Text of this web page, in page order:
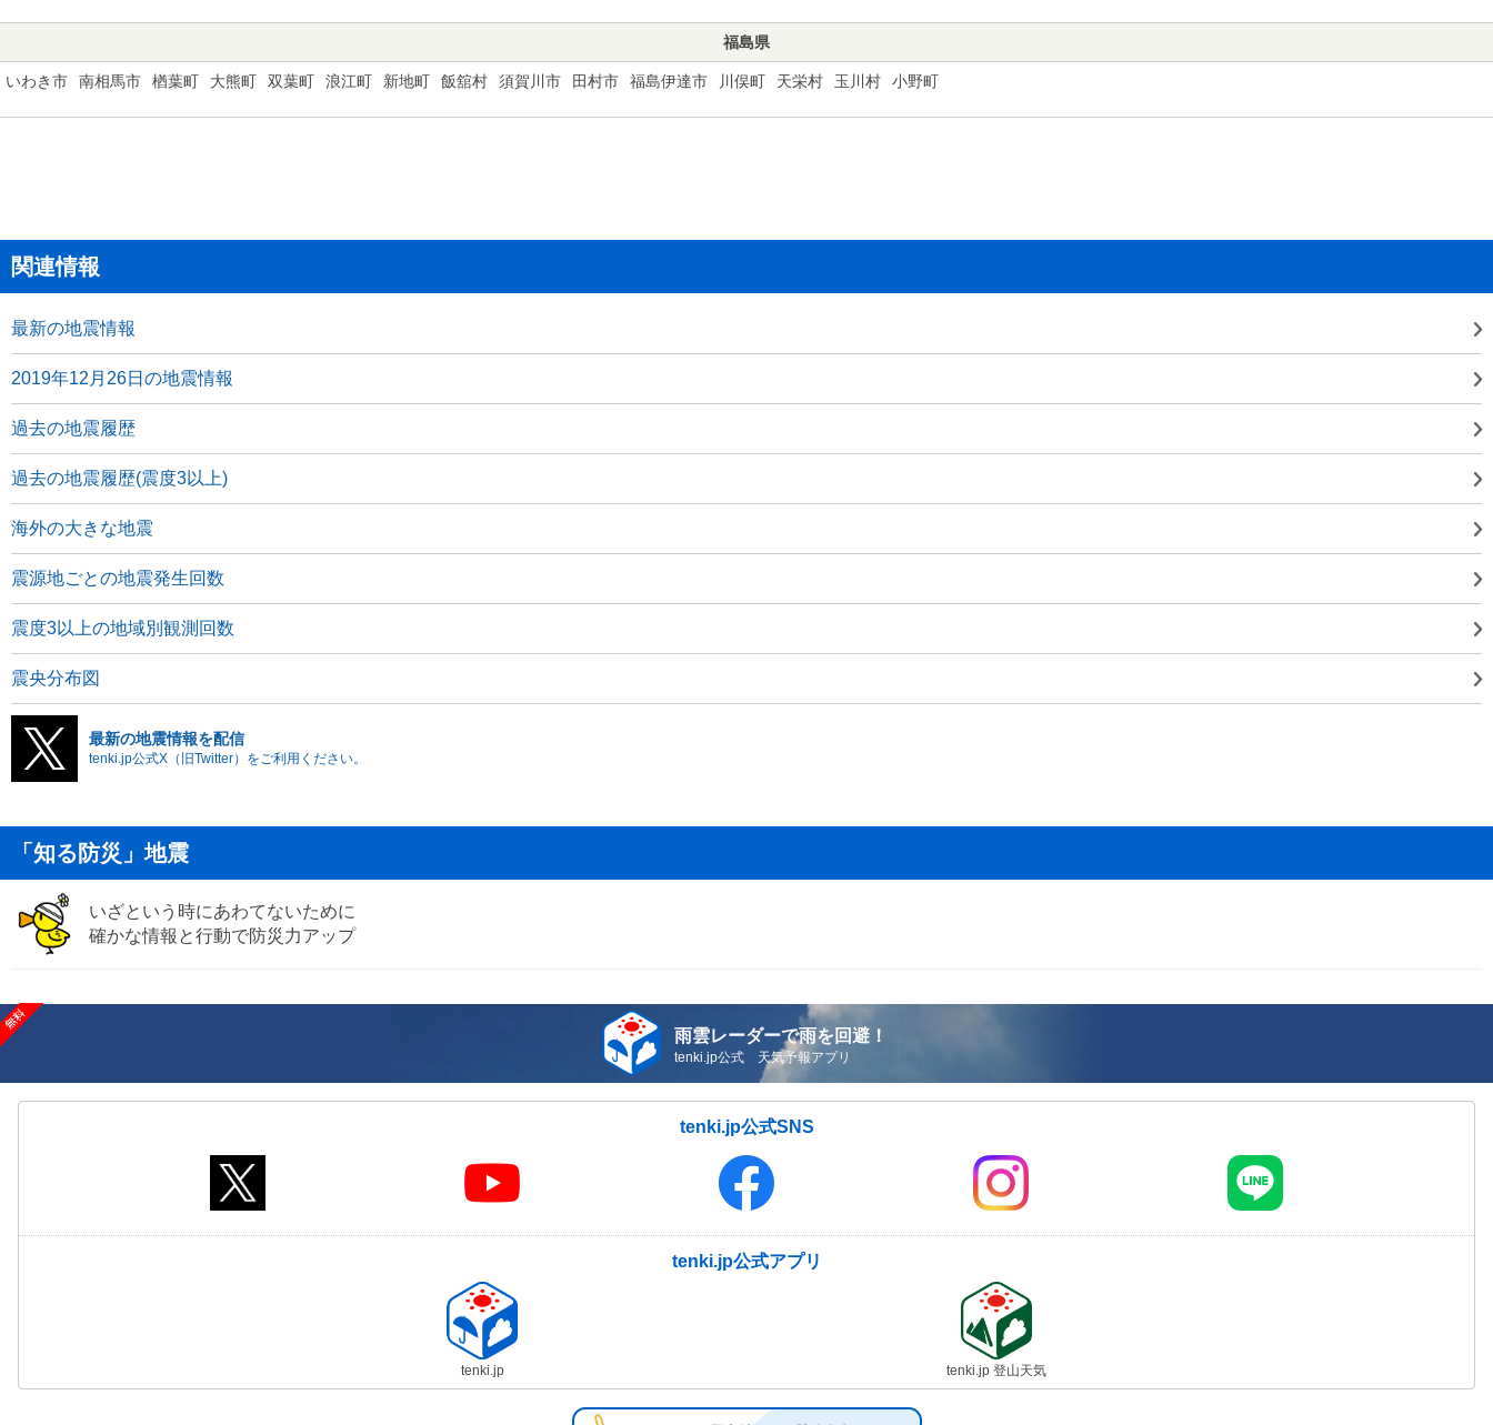
福島県
いわき市 南相馬市 楢葉町 大熊町 双葉町 浪江町 新地町 飯舘村 須賀川市 田村市 福島伊達市 川俣町 天栄村 玉川村 小野町
関連情報
最新の地震情報
2019年12月26日の地震情報
過去の地震履歴
過去の地震履歴(震度3以上)
海外の大きな地震
震源地ごとの地震発生回数
震度3以上の地域別観測回数
震央分布図
最新の地震情報を配信
tenki.jp公式X（旧Twitter）をご利用ください。
「知る防災」地震
いざという時にあわてないために
確かな情報と行動で防災力アップ
雨雲レーダーで雨を回避！
tenki.jp公式 天気予報アプリ
tenki.jp公式SNS
tenki.jp公式アプリ
tenki.jp tenki.jp 登山天気